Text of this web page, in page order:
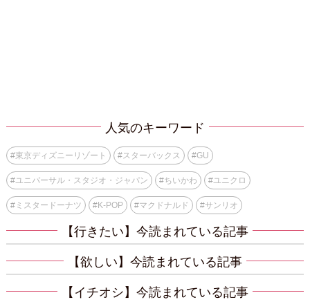
人気のキーワード
#東京ディズニーリゾート #スターバックス #GU
#ユニバーサル・スタジオ・ジャパン #ちいかわ #ユニクロ
#ミスタードーナツ #K-POP #マクドナルド #サンリオ
【行きたい】今読まれている記事
【欲しい】今読まれている記事
【イチオシ】今読まれている記事